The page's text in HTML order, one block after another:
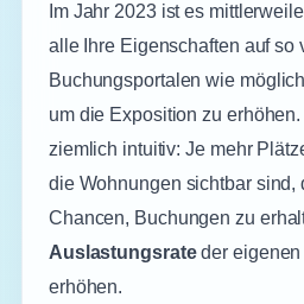
Im Jahr 2023 ist es
alle Ihre Eigenschaften auf so
Buchungsportalen wie
um die Exposition zu
ziemlich intuitiv: Je mehr
die Wohnungen sichtbar sind,
Chancen, Buchungen zu
Auslastungsrateder eigenen
erhöhen.